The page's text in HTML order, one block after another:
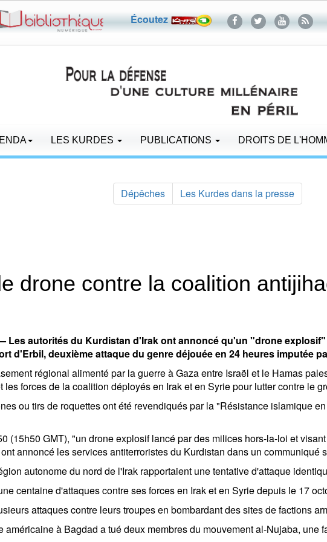
Écoutez
LES KURDES PUBLICATIONS DROITS DE
Dépêches Les Kurdes dans la presse
drone contre la coalition
Les autorités du Kurdistan d'Irak ont annoncé qu'un "drone
d'Erbil, deuxième attaque du genre déjouée en 24 heures imputée
régional alimenté par la guerre à Gaza entre Israël et le Hamas
forces de la coalition déployés en Irak et en Syrie pour lutter contre le
ou tirs de roquettes ont été revendiqués par la "Résistance islamique
(15h50 GMT), "un drone explosif lancé par des milices hors-la-loi et
annoncé les services antiterroristes du Kurdistan dans un communiqué
autonome du nord de l'Irak rapportaient une tentative d'attaque
centaine d'attaques contre ses forces en Irak et en Syrie depuis le 17
attaques contre leurs troupes en bombardant des sites de factions
américaine à Bagdad a tué deux membres du mouvement al-Nujaba, une